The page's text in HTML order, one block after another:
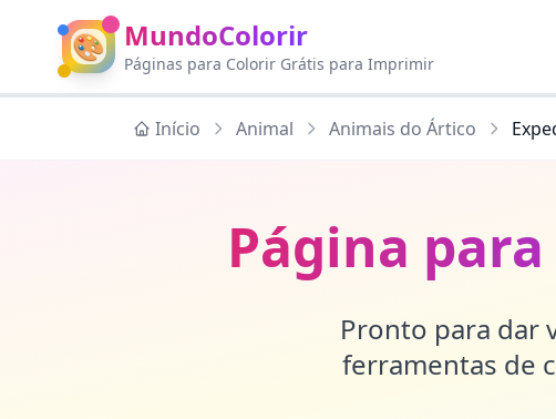
🎨 MundoColorir
Páginas para Colorir Grátis para Imprimir
Início Animal Animais do Ártico
Página
Pronto para dar
ferramentas de